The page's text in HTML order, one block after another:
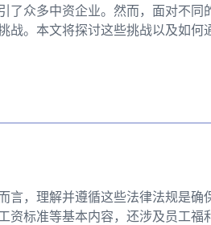
了众多中资企业。然而，面对不同
战。本文将探讨这些挑战以及如何
言，理解并遵循这些法律法规是确
资标准等基本内容，还涉及员工福